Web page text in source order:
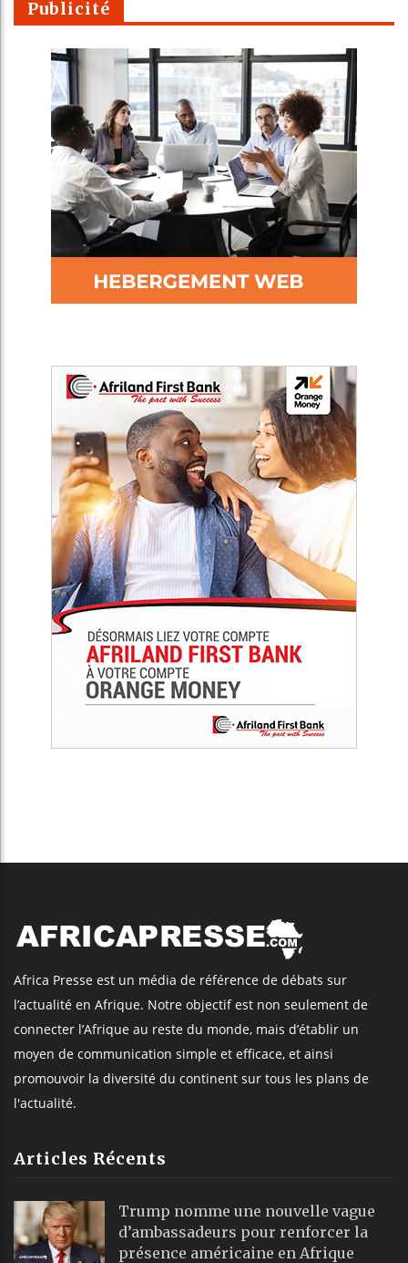
Publicité
Africa Presse est un média de référence de débats sur
l’actualité en Afrique. Notre objectif est non seulement de
connecter l’Afrique au reste du monde, mais d’établir un
moyen de communication simple et efficace, et ainsi
promouvoir la diversité du continent sur tous les plans de
l'actualité.
Articles Récents
Trump nomme une nouvelle vague
d’ambassadeurs pour renforcer la
présence américaine en Afrique